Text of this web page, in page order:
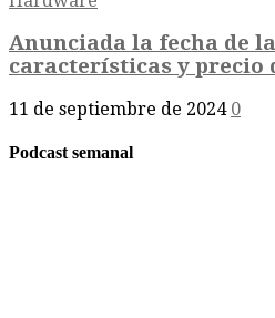
Anunciada la fecha de
características y precio
11 de septiembre de 2024 0
Podcast semanal